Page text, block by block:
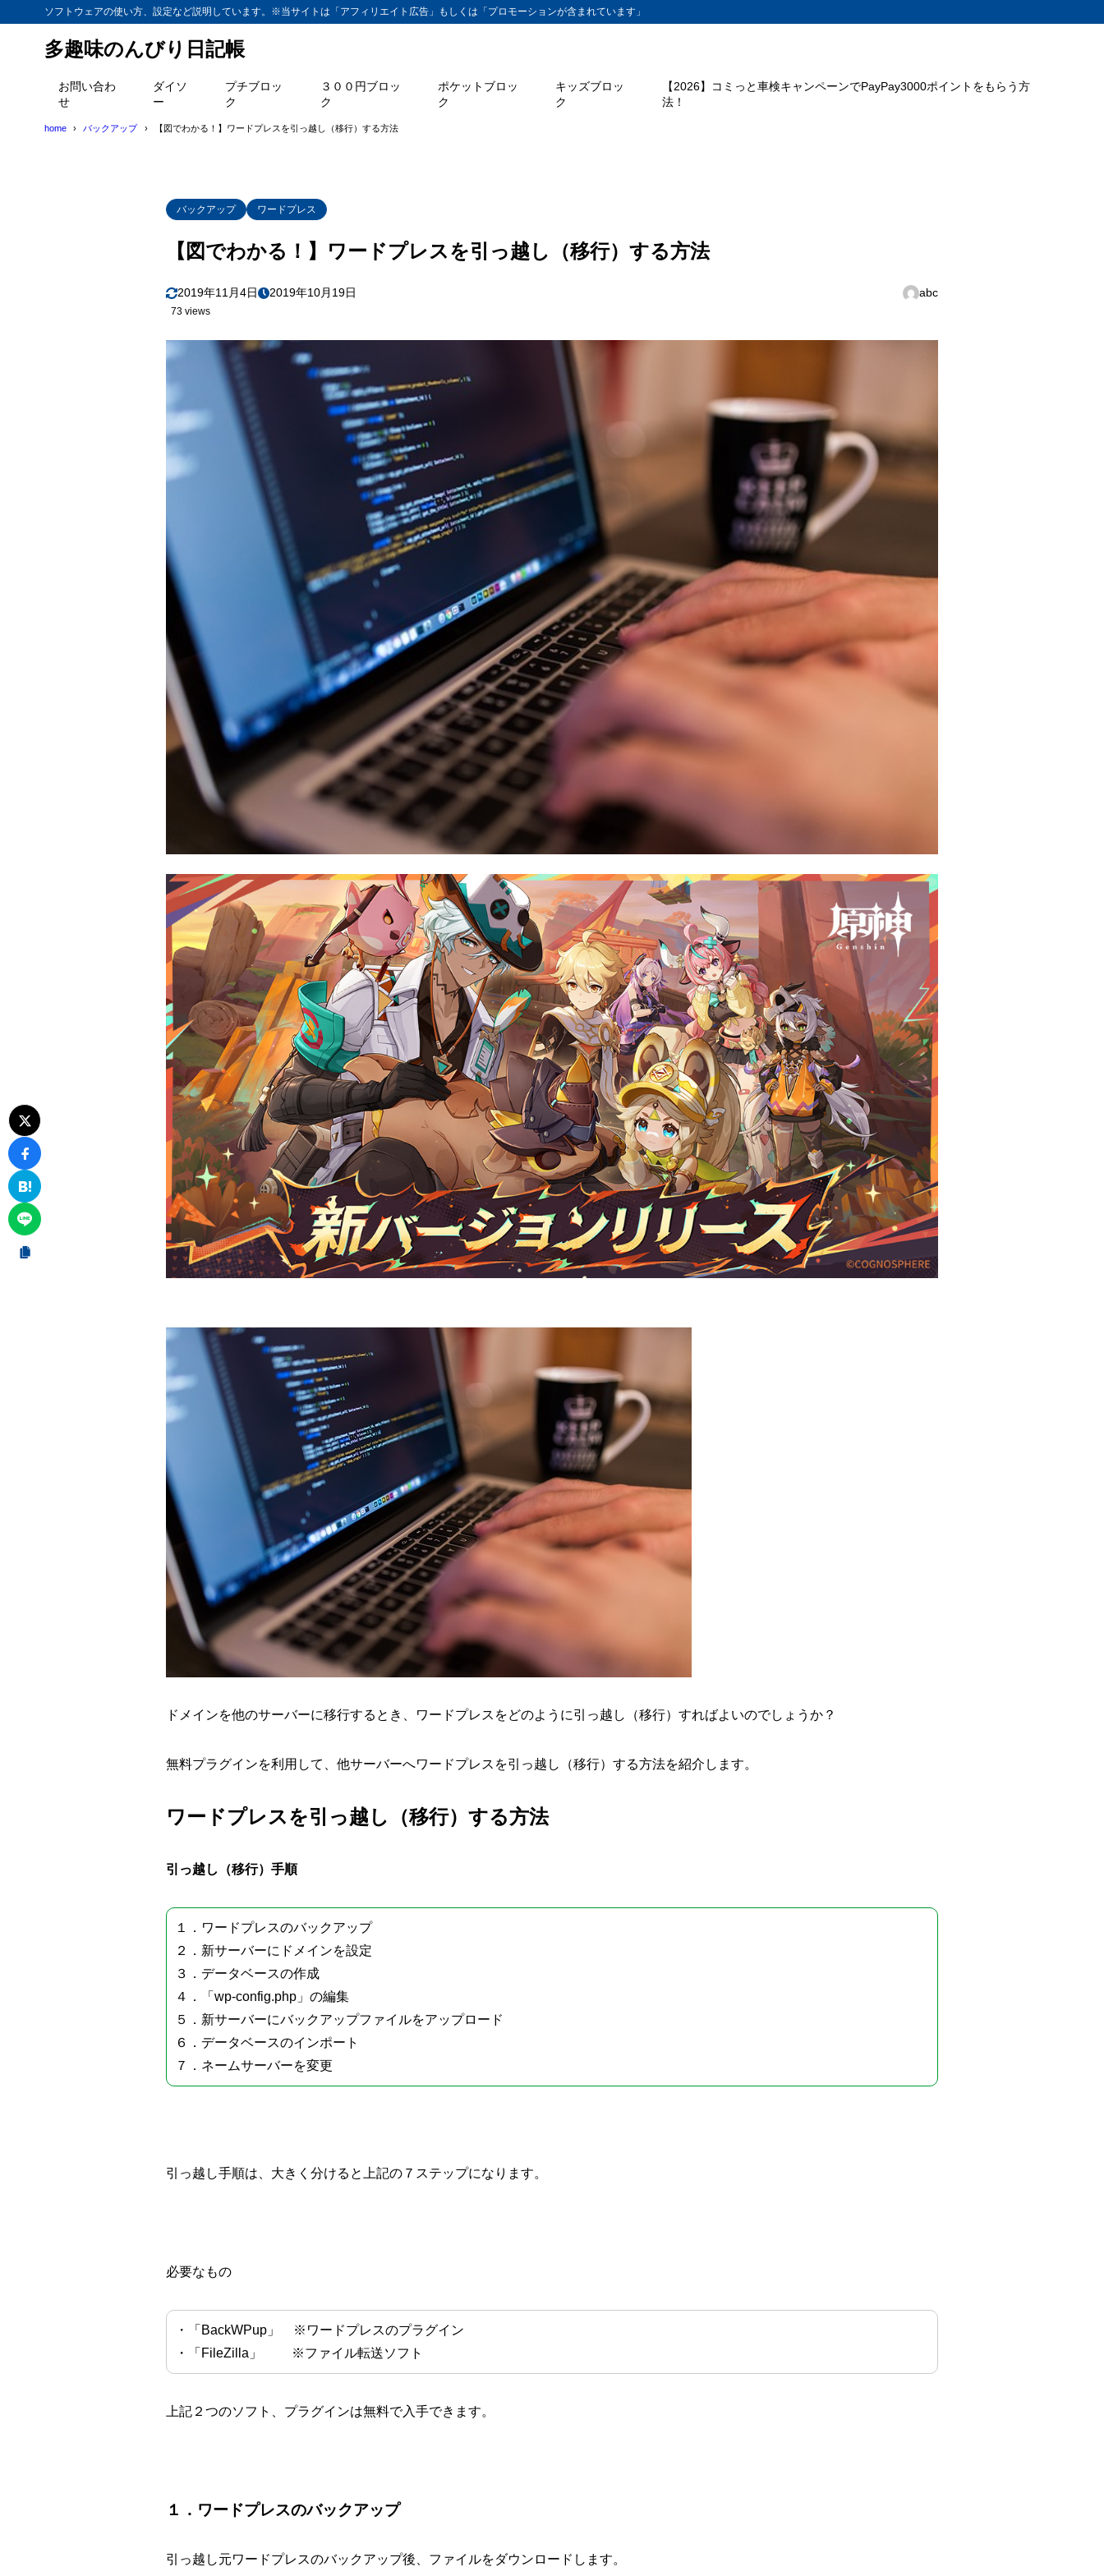
ソフトウェアの使い方、設定など説明しています。※当サイトは「アフィリエイト広告」もしくは「プロモーションが含まれています」
多趣味のんびり日記帳
お問い合わ
せ
ダイソ
ー
プチブロッ
ク
３００円ブロッ
ク
ポケットブロッ
ク
キッズブロッ
ク
【2026】コミっと車検キャンペーンでPayPay3000ポイントをもらう方
法！
home バックアップ 【図でわかる！】ワードプレスを引っ越し（移行）する方法
バックアップ ワードプレス
【図でわかる！】ワードプレスを引っ越し（移行）する方法
2019年11月4日 2019年10月19日 abc
73 views
ドメインを他のサーバーに移行するとき、ワードプレスをどのように引っ越し（移行）すればよいのでしょうか？
無料プラグインを利用して、他サーバーへワードプレスを引っ越し（移行）する方法を紹介します。
ワードプレスを引っ越し（移行）する方法
引っ越し（移行）手順
１．ワードプレスのバックアップ
２．新サーバーにドメインを設定
３．データベースの作成
４．「wp-config.php」の編集
５．新サーバーにバックアップファイルをアップロード
６．データベースのインポート
７．ネームサーバーを変更
引っ越し手順は、大きく分けると上記の７ステップになります。
必要なもの
・「BackWPup」 ※ワードプレスのプラグイン
・「FileZilla」 ※ファイル転送ソフト
上記２つのソフト、プラグインは無料で入手できます。
１．ワードプレスのバックアップ
引っ越し元ワードプレスのバックアップ後、ファイルをダウンロードします。